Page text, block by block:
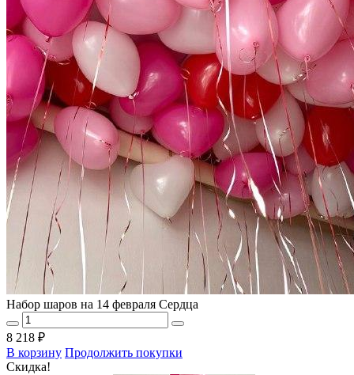
Набор шаров на 14 февраля Сердца
8 218 ₽
В корзину Продолжить покупки
Скидка!